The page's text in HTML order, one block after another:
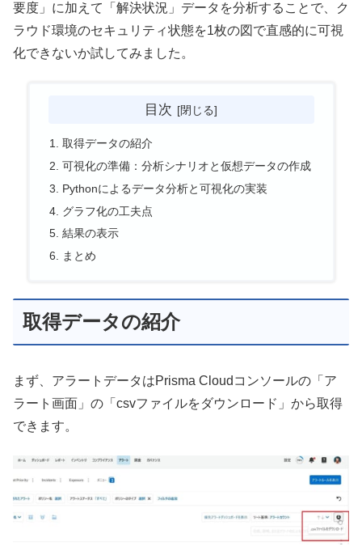
要度」に加えて「解決状況」データを分析することで、ク
ラウド環境のセキュリティ状態を1枚の図で直感的に可視
化できないか試してみました。
目次
取得データの紹介
可視化の準備：分析シナリオと仮想データの作成
Pythonによるデータ分析と可視化の実装
グラフ化の工夫点
結果の表示
まとめ
取得データの紹介
まず、アラートデータはPrisma Cloudコンソールの「ア
ラート画面」の「csvファイルをダウンロード」から取得
できます。